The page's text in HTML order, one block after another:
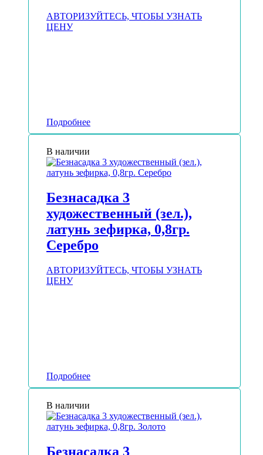
АВТОРИЗУЙТЕСЬ, ЧТОБЫ УЗНАТЬ
ЦЕНУ
Подробнее
В наличии
Безнасадка 3
художественный (зел.),
латунь зефирка, 0,8гр.
Серебро
АВТОРИЗУЙТЕСЬ, ЧТОБЫ УЗНАТЬ
ЦЕНУ
Подробнее
В наличии
Безнасадка 3